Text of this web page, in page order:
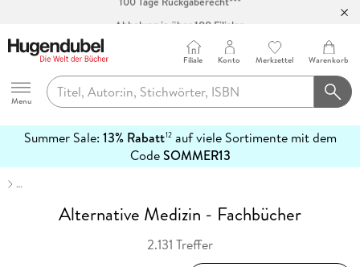
Abholung in über 100 Filialen
Hugendubel
Menu
Filiale Konto Merkzettel Warenkorb
Summer Sale: 13% Rabatt12auf viele Sortimente mit dem
CodeSOMMER13
erfahren
…
Alternative Medizin - Fachbücher
2.131 Treffer